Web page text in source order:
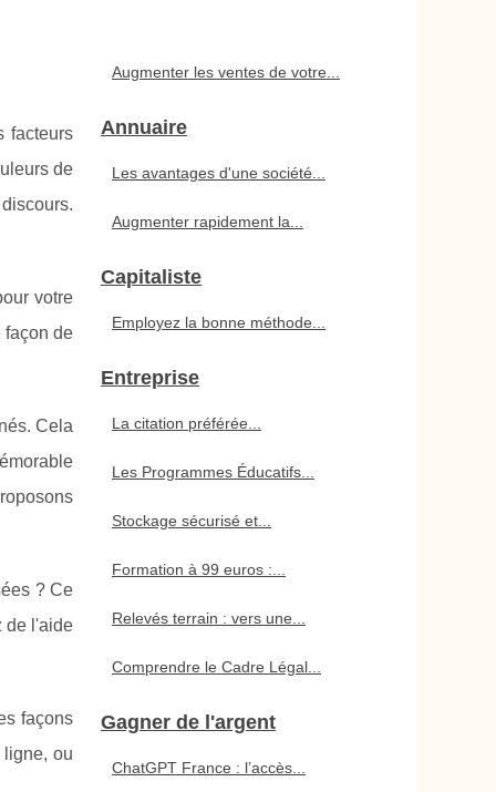
facteurs
de
votre
façon de
Cela
? Ce
de l'aide
façons
ou
Augmenter les ventes de votre...
Annuaire
Les avantages d'une société...
Augmenter rapidement la...
Capitaliste
Employez la bonne méthode...
Entreprise
La citation préférée...
Les Programmes Éducatifs...
Stockage sécurisé et...
Formation à 99 euros :...
Relevés terrain : vers une...
Comprendre le Cadre Légal...
Gagner de l'argent
ChatGPT France : l’accès...